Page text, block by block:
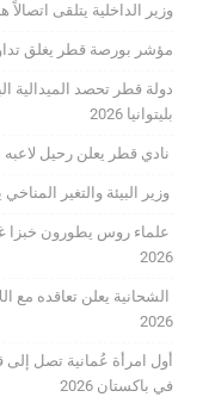
وزير الداخلية يتلقى اتصالاً
مؤشر بورصة قطر يغلق
بليتوانيا 2026
نادي قطر يعلن رحيل لاعبه
وزير البيئة والتغير
علماء روس يطورون خبزا
2026
الشحانية يعلن تعاقده مع
2026
أول امرأة عُمانية تصل إلى
في باكستان 2026